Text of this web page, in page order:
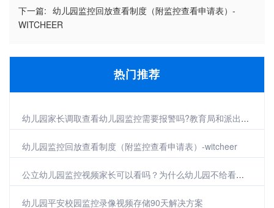
下一篇: 幼儿园监控回放查看制度（附监控查看申请表）-
WITCHEER
热门推荐
幼儿园家长调取查看幼儿园监控需要报警吗?教育局和派出所释疑来了-witcheer
幼儿园监控回放查看制度（附监控查看申请表）-witcheer
公立幼儿园监控视频家长可以看吗？为什么幼儿园不给看监控
幼儿园平安校园监控录像视频存储90天解决方案